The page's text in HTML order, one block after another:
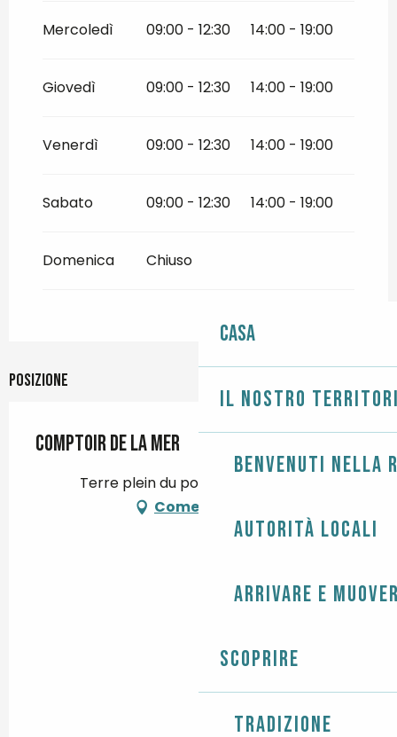
Casa
Il nostro
Benvenuti nella
Autorità locali
Arrivare e
Scoprire
Tradizione
Mercoledì 09:00 - 12:30 14:00 - 19:00
Giovedì 09:00 - 12:30 14:00 - 19:00
Venerdì 09:00 - 12:30 14:00 - 19:00
Sabato 09:00 - 12:30 14:00 - 19:00
Domenica Chiuso
Posizione
Comptoir de la mer
Terre plein du port, 29750 Loctudy
Come arrivare